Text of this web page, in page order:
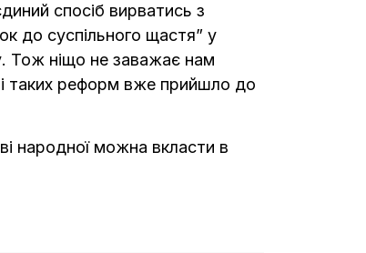
спосіб вирватись з
до суспільного щастя” у
Тож ніщо не заважає нам
таких реформ вже прийшло до
народної можна вкласти в